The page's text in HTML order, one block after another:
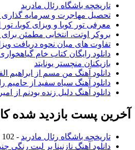
تاریخچه باشگاه رئال مادرید
تحصیل مهاجرت و سرمایه گذاری
معرفی تور کوبا و ویزای کوبا،
بروکر اوتت، انتخابی مطمئن
تفاوت های میان نحوه دریافت
دانلود رایگان کتاب خام
بازیکنان منچستر یونایتد
دانلود آهنگ من مسم از ابراهیم
دانلود آهنگ سیاه سفید از حامیم
دانلود آهنگ دلیل زنده بودنم از
آخرین پست بازدید شده
تاریخچه باشگاه رئال مادرید - 102 بازدید
دانلود آهنگ نازنینا بر لبت